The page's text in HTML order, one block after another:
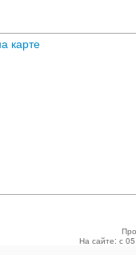
На сайте: с